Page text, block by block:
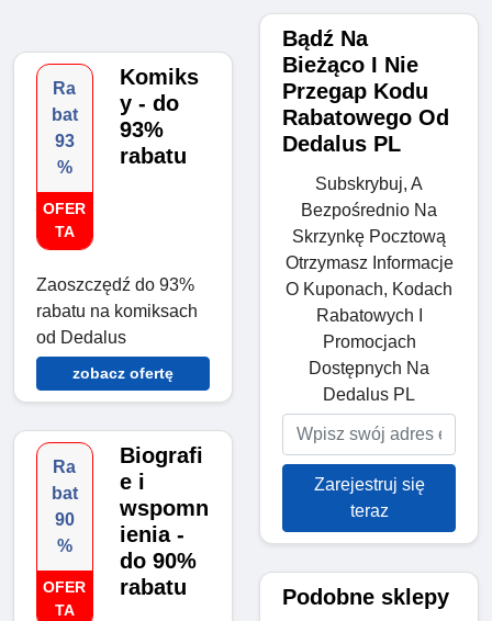
Ra
bat
93
%
OFER
TA
Komiks
y - do
93%
rabatu
Zaoszczędź do 93%
rabatu na komiksach
od Dedalus
zobacz ofertę
Ra
bat
90
%
OFER
TA
Biografi
e i
wspomn
ienia -
do 90%
rabatu
Bądź Na
Bieżąco I Nie
Przegap Kodu
Rabatowego Od
Dedalus PL
Subskrybuj, A
Bezpośrednio Na
Skrzynkę Pocztową
Otrzymasz Informacje
O Kuponach, Kodach
Rabatowych I
Promocjach
Dostępnych Na
Dedalus PL
Zarejestruj się
teraz
Podobne sklepy